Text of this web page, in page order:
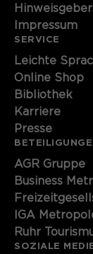
Impressum
SERVICE
Leichte
Online Shop
Bibliothek
Karriere
Presse
AGR Gruppe
Business
IGA
Ruhr
SOZIALE